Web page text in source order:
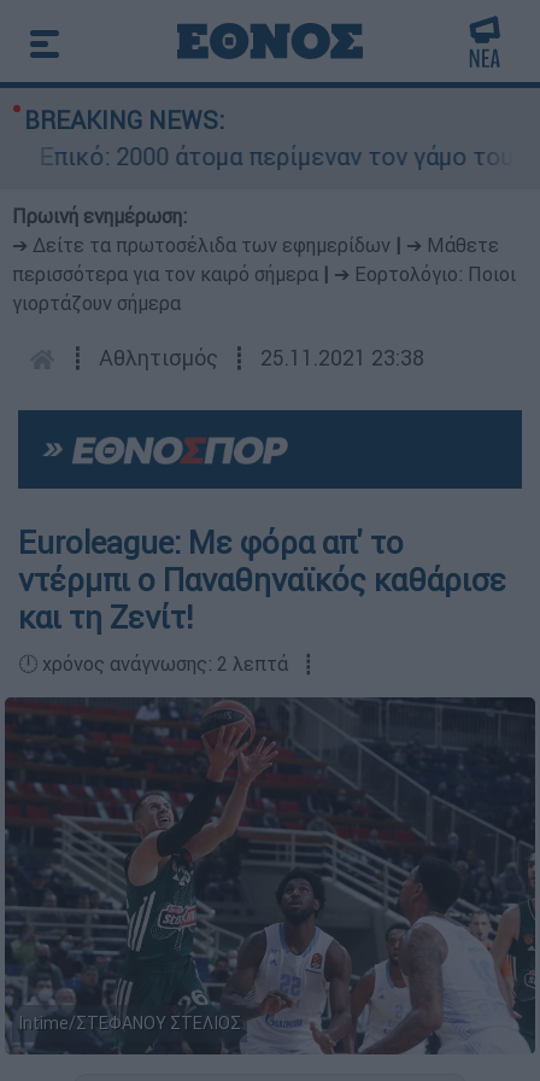
BREAKING NEWS:
2000 άτομα περίμεναν τον γάμο του
Πρωινή ενημέρωση:
➔ Δείτε τα πρωτοσέλιδα των εφημερίδων
➔ Μάθετε
περισσότερα για τον καιρό σήμερα
➔ Εορτολόγιο: Ποιοι
γιορτάζουν σήμερα
┋ Αθλητισμός ┋ 25.11.2021 23:38
Euroleague: Με φόρα απ' το
ντέρμπι ο Παναθηναϊκός καθάρισε
και τη Ζενίτ!
🕛 χρόνος ανάγνωσης: 2 λεπτά ┋
Intime/ΣΤΕΦΑΝΟΥ ΣΤΕΛΙΟΣ